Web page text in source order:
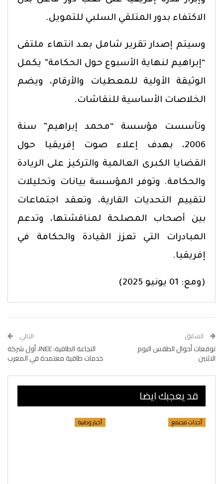
الاكتفاء بدور المتلقي السلبي للتمويل.
وسيتم إصدار تقرير شامل بعد انتهاء ملتقى
“إبراهيم لنهاية الأسبوع حول الحكامة” يكمل
الوثيقة الأولية للمعطيات والأرقام، ويضم
الخلاصات الأساسية للنقاشات.
وتأسست مؤسسة “محمد إبراهيم” سنة
2006، بهدف إعلاء صوت إفريقيا حول
القضايا الكبرى العالمية والتركيز على الريادة
والحكامة. وتوفر المؤسسة بيانات وتحليلات
لتقييم التحديات القارية، وتعقد اجتماعات
بين أصحاب المصلحة لمناقشتها، وتدعم
المبادرات التي تعزز القيادة والحكامة في
إفريقيا.
(ومع: 01 يونيو 2025)
السابق
توقعات أحوال الطقس اليوم
الاثنين
التالي
النجاعة الطاقية: INEE، أول شركة
خدمات طاقية معتمدة في المغرب
قد يعجبك ايضا
أحداث مجتمع أخبار وطنية